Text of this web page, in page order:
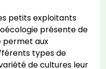
petits exploitants
présente de
permet aux
types de
de cultures leur